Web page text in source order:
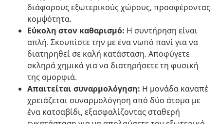
διάφορους εξωτερικούς χώρους, προσφέροντας
κομψότητα.
Εύκολη στον καθαρισμό: Η συντήρηση είναι
απλή. Σκουπίστε την με ένα νωπό πανί για να
διατηρηθεί σε καλή κατάσταση. Αποφύγετε
σκληρά χημικά για να διατηρήσετε τη φυσική
της ομορφιά.
Απαιτείται συναρμολόγηση: Η μονάδα καναπέ
χρειάζεται συναρμολόγηση από δύο άτομα με
ένα κατσαβίδι, εξασφαλίζοντας σταθερή